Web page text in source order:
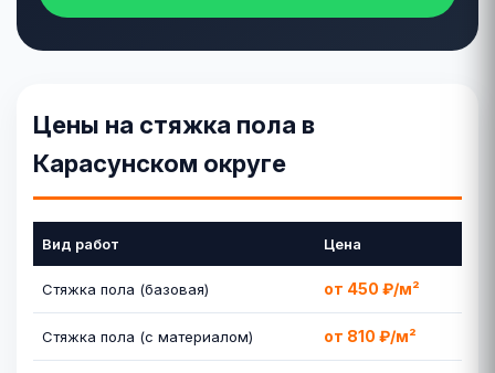
Цены на стяжка пола в
Карасунском округе
Вид работ Цена
Стяжка пола (базовая) от 450 ₽/м²
Стяжка пола (с материалом) от 810 ₽/м²